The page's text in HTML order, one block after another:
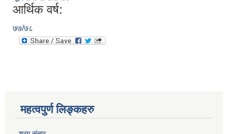
आर्थिक वर्ष:
७७/७८
महत्वपुर्ण लिङ्कहरु